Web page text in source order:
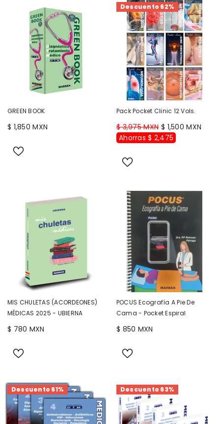
GREEN BOOK
$ 1,850 MXN
Descuento 62%
Pack Pocket Clinic 12 Vols.
$ 3,975 MXN $ 1,500 MXN
Ahorras $ 2,475
MIS CHULETAS (ACORDEONES)
MÉDICAS 2025 - UBIERNA
$ 780 MXN
POCUS Ecografía A Pie De
Cama - Pocket Espiral
$ 850 MXN
Descuento 61% Descuento 63%